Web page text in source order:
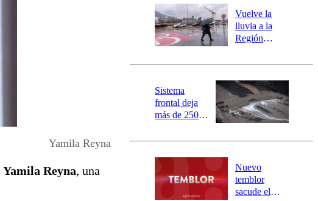
Yamila Reyna
Yamila Reyna, una
río Damas:
activa
mensajería
SAE
Vuelve la
lluvia a la
Región
este es el
la DMC para
este viernes
Sistema
frontal deja
más de 250
y 317
aisladas entre
Valparaíso y
Los Ríos
Nuevo
temblor
sacude el